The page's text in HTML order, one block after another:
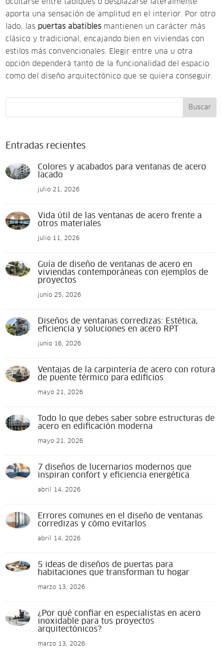
ocultarse entre tabiques o desplazarse lateralmente
aporta una sensación de amplitud en el interior. Por otro
lado, las puertas abatiblesmantienen un carácter más
clásico y tradicional, encajando bien en viviendas con
estilos más convencionales. Elegir entre una u otra
opción dependerá tanto de la funcionalidad del espacio
como del diseño arquitectónico que se quiera conseguir.
Buscar
Entradas recientes
Colores y acabados para ventanas de acero
lacado
julio 21, 2026
Vida útil de las ventanas de acero frente a
otros materiales
julio 11, 2026
Guía de diseño de ventanas de acero en
viviendas contemporáneas con ejemplos de
proyectos
junio 25, 2026
Diseños de ventanas corredizas: Estética,
eficiencia y soluciones en acero RPT
junio 16, 2026
Ventajas de la carpintería de acero con rotura
de puente térmico para edificios
mayo 21, 2026
Todo lo que debes saber sobre estructuras de
acero en edificación moderna
mayo 21, 2026
7 diseños de lucernarios modernos que
inspiran confort y eficiencia energética
abril 14, 2026
Errores comunes en el diseño de ventanas
corredizas y cómo evitarlos
abril 14, 2026
5 ideas de diseños de puertas para
habitaciones que transforman tu hogar
marzo 13, 2026
¿Por qué confiar en especialistas en acero
inoxidable para tus proyectos
arquitectónicos?
marzo 13, 2026